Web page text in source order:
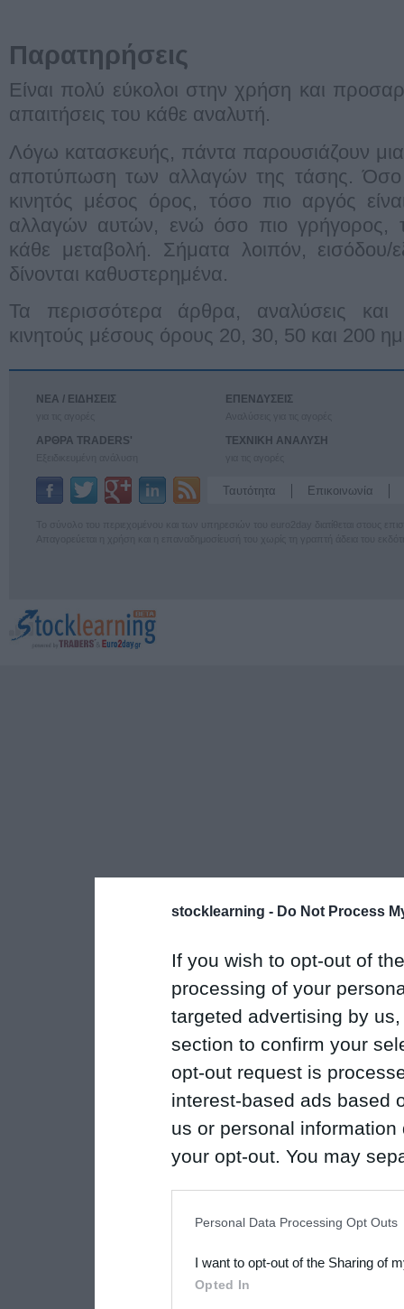
stocklearning - Do Not Process
If you wish to opt-out of
processing of your
targeted advertising by
section to confirm your
opt-out request is
interest-based ads based
us or personal
your opt-out. You may
Downstream Participants
third parties.
Personal Data Processing Opt Outs
I want to opt-out of the Sharing of
Opted In
Παρατηρήσεις
Είναι πολύ εύκολοι στην χρήση και
απαιτήσεις του κάθε αναλυτή.
Λόγω κατασκευής, πάντα παρουσιάζουν
αποτύπωση των αλλαγών της τάσης. Όσο
κινητός μέσος όρος, τόσο πιο αργός
αλλαγών αυτών, ενώ όσο πιο γρήγορος,
κάθε μεταβολή. Σήματα λοιπόν,
δίνονται καθυστερημένα.
Τα περισσότερα άρθρα, αναλύσεις και
κινητούς μέσους όρους 20, 30, 50 και 200
ΝΕΑ / ΕΙΔΗΣΕΙΣ
ΑΡΘΡΑ TRADERS'
ΕΠΕΝΔΥΣΕΙΣ
ΤΕΧΝΙΚΗ ΑΝΑΛΥΣΗ
Ταυτότητα Επικοινωνία